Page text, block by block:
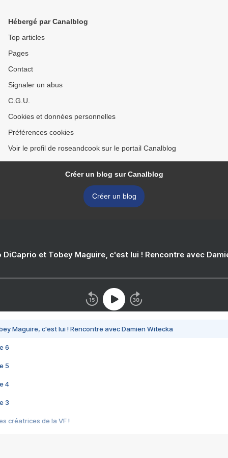
Hébergé par Canalblog
Top articles
Pages
Contact
Signaler un abus
C.G.U.
Cookies et données personnelles
Préférences cookies
Voir le profil de roseandcook sur le portail Canalblog
Créer un blog sur Canalblog
Créer un blog
DiCaprio et Tobey Maguire, c'est lui ! Rencontre avec
Maguire, c'est lui ! Rencontre avec Damien Witecka
6
5
4
3
créatrices de la VF !